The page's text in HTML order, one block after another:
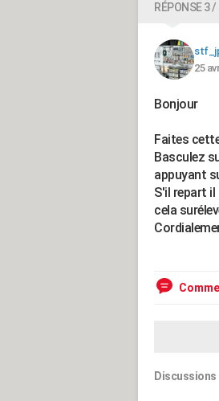
RÉPONSE 3 /
25
Bonjour
Faites
Basculez
appuyant
S'il repart
cela